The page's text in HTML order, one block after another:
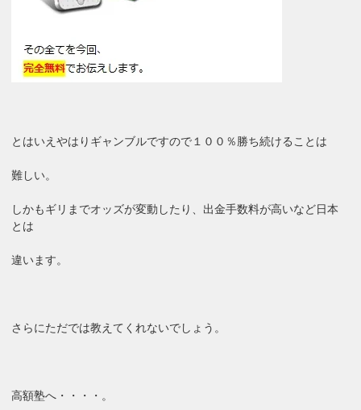
とはいえやはりギャンブルですので１００％勝ち続けることは
難しい。
しかもギリまでオッズが変動したり、出金手数料が高いなど日本
とは
違います。
さらにただでは教えてくれないでしょう。
高額塾へ・・・・。